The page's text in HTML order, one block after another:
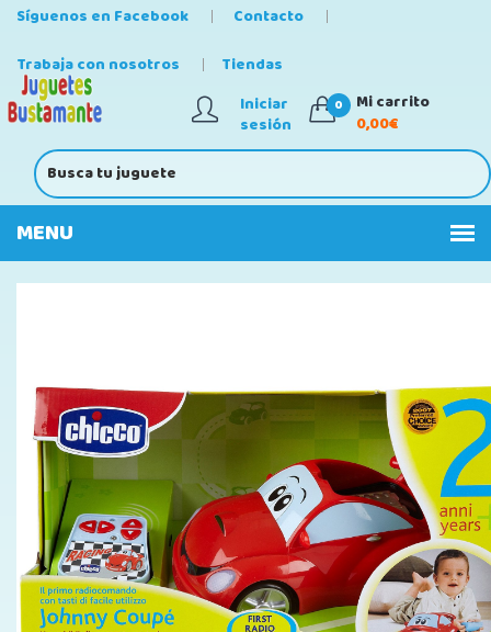
Síguenos en Facebook
Contacto
Trabaja con nosotros
Tiendas
Iniciar
sesión
0
Mi carrito
0,00€